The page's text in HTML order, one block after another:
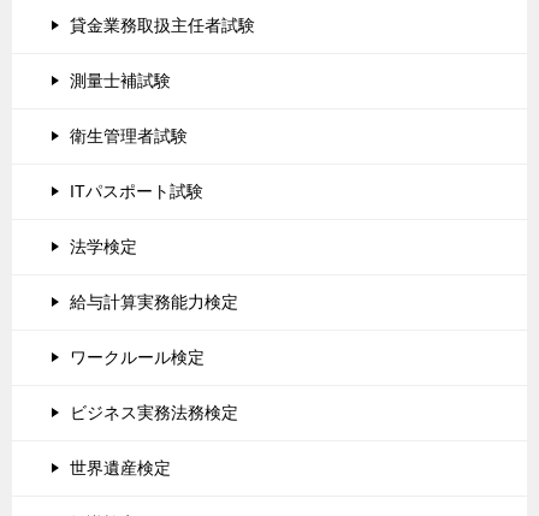
貸金業務取扱主任者試験
測量士補試験
衛生管理者試験
ITパスポート試験
法学検定
給与計算実務能力検定
ワークルール検定
ビジネス実務法務検定
世界遺産検定